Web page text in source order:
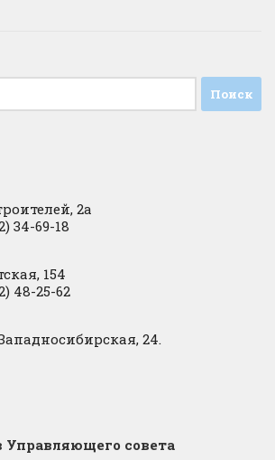
2а
34-69-18
154
48-25-62
24.
совета